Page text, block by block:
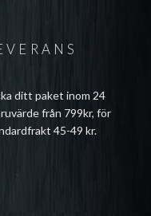
ditt paket inom 24
från 799kr, för
45-49 kr.